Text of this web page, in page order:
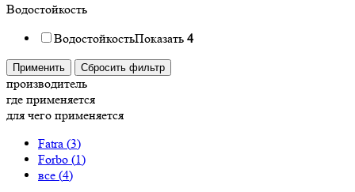
Водостойкость
ВодостойкостьПоказать 4
Применить Сбросить фильтр
производитель
где применяется
для чего применяется
Fatra (3)
Forbo (1)
все (4)